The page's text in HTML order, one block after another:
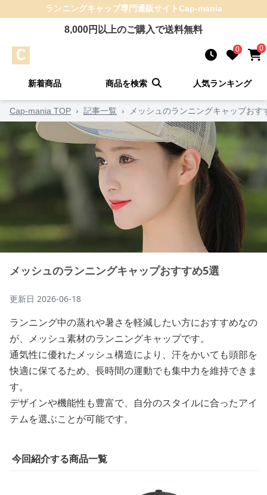
ランニングキャップ専門通販サイトCap-mania
8,000円以上のご購入で送料無料
0 0
新着商品 商品を検索 人気ランキング
Cap-mania TOP › 記事一覧 › メッシュのランニングキャップおす
メッシュのランニングキャップおすすめ5選
更新日 2026-06-18
ランニング中の蒸れや暑さを軽減したい方におすすめなの
が、メッシュ素材のランニングキャップです。
通気性に優れたメッシュ構造により、汗をかいても頭部を
快適に保てるため、長時間の運動でも集中力を維持できま
す。
デザインや機能性も豊富で、自分のスタイルに合ったアイ
テムを選ぶことが可能です。
今回紹介する商品一覧